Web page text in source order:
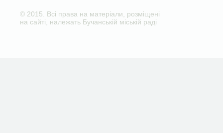
© 2015. Всі права на матеріали, розміщені
на сайті, належать Бучанській міській раді